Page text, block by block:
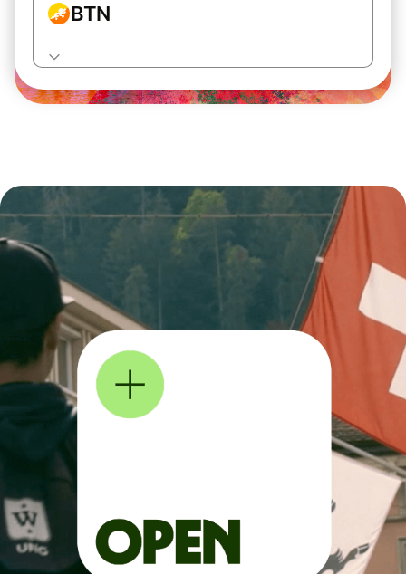
BTN